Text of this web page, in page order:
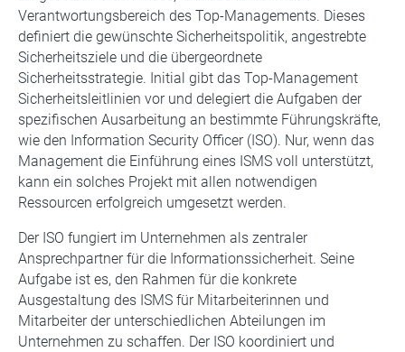
Verantwortungsbereich des Top-Managements. Dieses
definiert die gewünschte Sicherheitspolitik, angestrebte
Sicherheitsziele und die übergeordnete
Sicherheitsstrategie. Initial gibt das Top-Management
Sicherheitsleitlinien vor und delegiert die Aufgaben der
spezifischen Ausarbeitung an bestimmte Führungskräfte,
wie den Information Security Officer (ISO). Nur, wenn das
Management die Einführung eines ISMS voll unterstützt,
kann ein solches Projekt mit allen notwendigen
Ressourcen erfolgreich umgesetzt werden.
Der ISO fungiert im Unternehmen als zentraler
Ansprechpartner für die Informationssicherheit. Seine
Aufgabe ist es, den Rahmen für die konkrete
Ausgestaltung des ISMS für Mitarbeiterinnen und
Mitarbeiter der unterschiedlichen Abteilungen im
Unternehmen zu schaffen. Der ISO koordiniert und